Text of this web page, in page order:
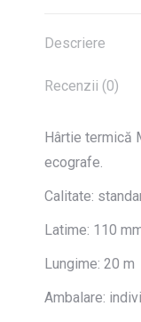
Descriere
Recenzii (0)
Hârtie termică
ecografe.
Calitate:
Latime: 110
Lungime: 20 m
Ambalare: